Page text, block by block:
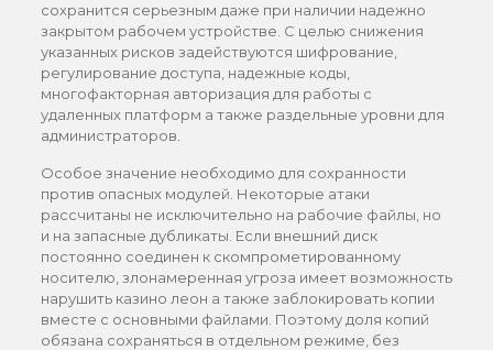
сохранится серьезным даже при наличии надежно
закрытом рабочем устройстве. С целью снижения
указанных рисков задействуются шифрование,
регулирование доступа, надежные коды,
многофакторная авторизация для работы с
удаленных платформ а также раздельные уровни для
администраторов.
Особое значение необходимо для сохранности
против опасных модулей. Некоторые атаки
рассчитаны не исключительно на рабочие файлы, но
и на запасные дубликаты. Если внешний диск
постоянно соединен к скомпрометированному
носителю, злонамеренная угроза имеет возможность
нарушить казино леон а также заблокировать копии
вместе с основными файлами. Поэтому доля копий
обязана сохраняться в отдельном режиме, без